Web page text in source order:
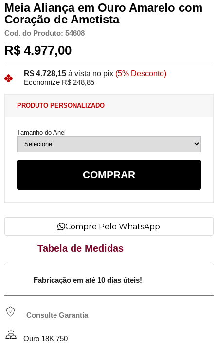
Meia Aliança em Ouro Amarelo com
Coração de Ametista
Cod. do Produto: 54608
R$ 4.977,00
R$ 4.728,15 à vista no pix (5% Desconto)
Economize R$ 248,85
PRODUTO PERSONALIZADO
Tamanho do Anel
COMPRAR
Compre Pelo WhatsApp
Tabela de Medidas
Fabricação em até 10 dias úteis!
Consulte Garantia
Ouro 18K 750